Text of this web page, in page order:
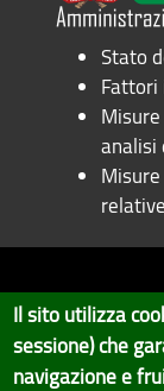
Stato
Fattori
analisi
Copyright ©
80007350103
Il Portale è gestito
Il sito utilizza
sessione) che
navigazione e